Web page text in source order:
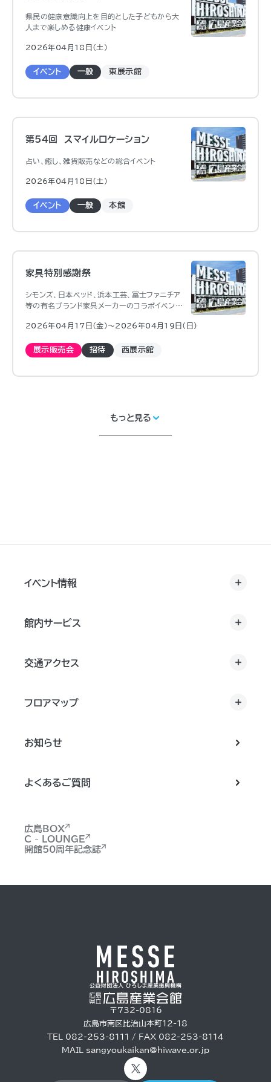
県民の健康意識向上を目的とした子どもから大
人まで楽しめる健康イベント
2026年04月18日（土)
イベント 一般 東展示館
第54回 スマイルロケーション
占い、癒し、雑貨販売などの総合イベント
2026年04月18日（土)
イベント 一般 本館
家具特別感謝祭
シモンズ、日本ベッド、浜本工芸、冨士ファニチア
等の有名ブランド家具メーカーのコラボイベント
2026年04月17日（金)〜2026年04月19日（日)
展示販売会 招待 西展示館
もっと見る
イベント情報
館内サービス
交通アクセス
フロアマップ
お知らせ
よくあるご質問
広島BOX
C - LOUNGE
開館50周年記念誌
〒732-0816
広島市南区比治山本町12-18
TEL 082-253-8111 / FAX 082-253-8114
MAIL sangyoukaikan@hiwave.or.jp